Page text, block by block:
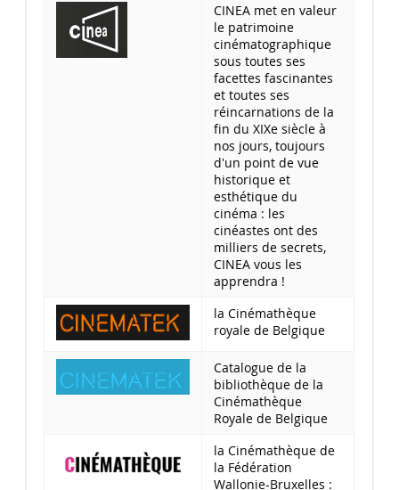
CINEA met en valeur
le patrimoine
cinématographique
sous toutes ses
facettes fascinantes
et toutes ses
réincarnations de la
fin du XIXe siècle à
nos jours, toujours
d'un point de vue
historique et
esthétique du
cinéma : les
cinéastes ont des
milliers de secrets,
CINEA vous les
apprendra !
la Cinémathèque
royale de Belgique
Catalogue de la
bibliothèque de la
Cinémathèque
Royale de Belgique
la Cinémathèque de
la Fédération
Wallonie-Bruxelles :